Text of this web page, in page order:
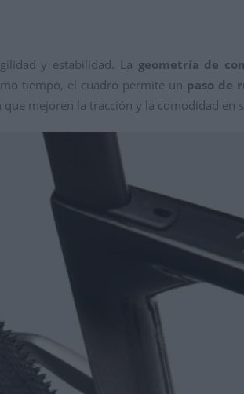
y estabilidad. La geometría de
tiempo, el cuadro permite un paso de
mejoren la tracción y la comodidad en